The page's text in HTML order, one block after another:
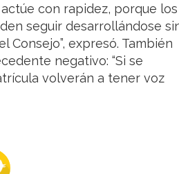
con rapidez, porque los
seguir desarrollándose
expresó. También
negativo: “Si se
volverán a tener voz